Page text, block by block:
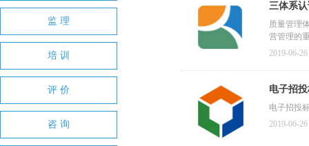
三体系
OHSMS
质量管理
营管理的
2019-06-26
电子招
电子招投
2019-06-26
监 理
培 训
评 价
咨 询